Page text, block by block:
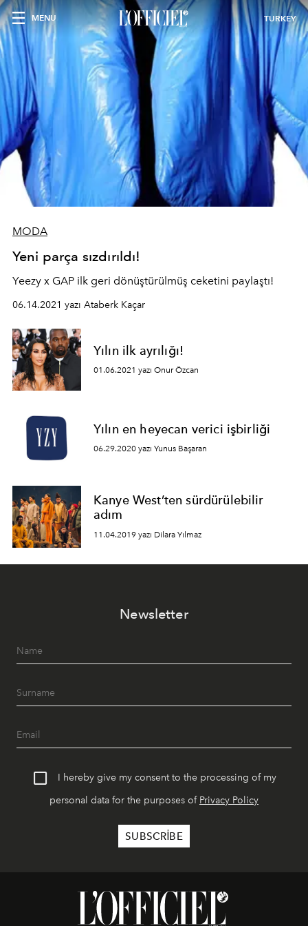
MENU TURKEY
MODA
Yeni parça sızdırıldı!
Yeezy x GAP ilk geri dönüştürülmüş ceketini paylaştı!
06.14.2021 yazı Ataberk Kaçar
Yılın ilk ayrılığı!
01.06.2021 yazı Onur Özcan
Yılın en heyecan verici işbirliği
06.29.2020 yazı Yunus Başaran
Kanye West’ten sürdürülebilir
adım
11.04.2019 yazı Dilara Yılmaz
Newsletter
I hereby give my consent to the processing of my
personal data for the purposes of Privacy Policy